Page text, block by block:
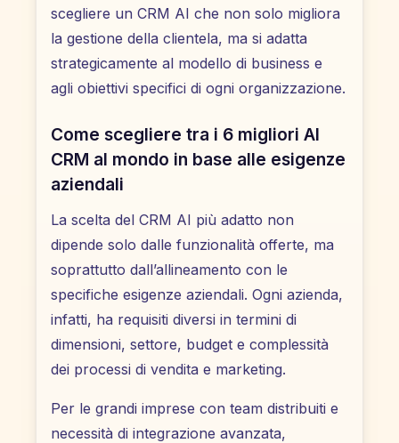
scegliere un CRM AI che non solo migliora
la gestione della clientela, ma si adatta
strategicamente al modello di business e
agli obiettivi specifici di ogni organizzazione.
Come scegliere tra i 6 migliori AI
CRM al mondo in base alle esigenze
aziendali
La scelta del CRM AI più adatto non
dipende solo dalle funzionalità offerte, ma
soprattutto dall’allineamento con le
specifiche esigenze aziendali. Ogni azienda,
infatti, ha requisiti diversi in termini di
dimensioni, settore, budget e complessità
dei processi di vendita e marketing.
Per le grandi imprese con team distribuiti e
necessità di integrazione avanzata,